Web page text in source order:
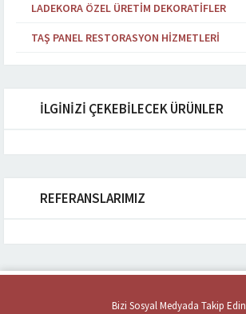
LADEKORA ÖZEL ÜRETIM DEKORATIFLER
TAŞ PANEL RESTORASYON HIZMETLERI
İLGİNİZİ ÇEKEBİLECEK ÜRÜNLER
REFERANSLARIMIZ
Bizi Sosyal Medyada Takip Edin